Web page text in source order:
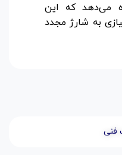
فنی
می‌دهد که این
به شارژ مجدد